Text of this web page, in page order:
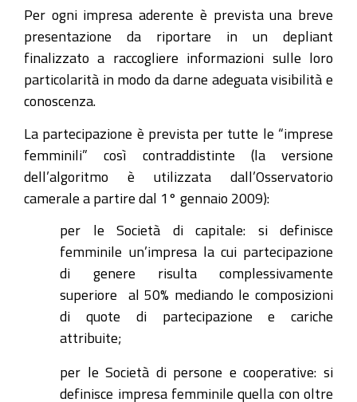
Per ogni impresa aderente è prevista una breve
presentazione da riportare in un depliant
finalizzato a raccogliere informazioni sulle loro
particolarità in modo da darne adeguata visibilità e
conoscenza.
La partecipazione è prevista per tutte le “imprese
femminili” così contraddistinte (la versione
dell’algoritmo è utilizzata dall’Osservatorio
camerale a partire dal 1° gennaio 2009):
per le Società di capitale: si definisce
femminile un’impresa la cui partecipazione
di genere risulta complessivamente
superiore al 50% mediando le composizioni
di quote di partecipazione e cariche
attribuite;
per le Società di persone e cooperative: si
definisce impresa femminile quella con oltre